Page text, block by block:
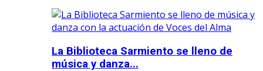
La Biblioteca Sarmiento se lleno de
música y danza...